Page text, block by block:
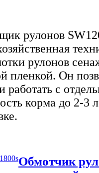
рулонов
рулонов
пленкой. Он
с
корма до 2-3
Обмотчик